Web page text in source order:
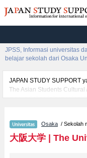
JPSS, Informasi universitas
belajar sekolah dari Osaka
JAPAN STUDY SUPPORT
The Asian Students
menyediakan informasi
informasi per fakultas
SciencesatauFakultas
ScienceatauFakultas
Osaka / Sekolah
大阪大学| The